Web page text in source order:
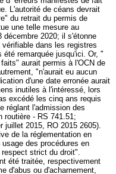
L'autorité de céans devrait
du retrait du permis de
une telle mesure au
décembre 2020; il s'étonne
dans les registres
remarquée jusqu'ici. Or, "
aurait permis à l'OCN de
"n'aurait eu aucun
d'une date erronée aurait
inutiles à l'intéressé, lors
excédé les cinq ans requis
réglant l'admission des
routière - RS 741.51;
juillet 2015, RO 2015 2605).
de la réglementation en
des procédures en
strict du droit".
été traitée, respectivement
d'abus ou d'acharnement,